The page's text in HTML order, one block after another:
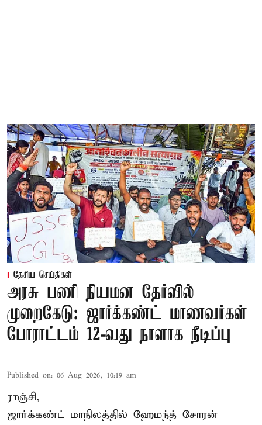
தேசிய செய்திகள்
அரசு பணி நியமன தேர்வில்
முறைகேடு: ஜார்க்கண்ட் மாணவர்கள்
போராட்டம் 12-வது நாளாக நீடிப்பு
Published on: 06 Aug 2026, 10:19 am
ராஞ்சி,
ஜார்க்கண்ட் மாநிலத்தில் ஹேமந்த் சோரன்